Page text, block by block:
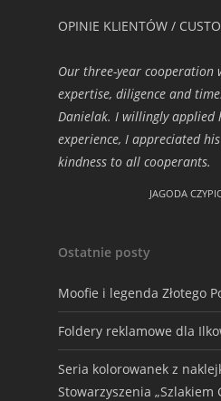
OPINIE KLIENTÓW /
Our three-year cooperation
expertise, diligence and
Danielak. I willingly applied
experience, I appreciated
kindness to all cooperants.
JAGODA
Ostatnie posty
Moofie i legenda Złotego
Foldery reklamowe dla
Seria kolorowanek z
Stowarzyszenia „Szlakiem